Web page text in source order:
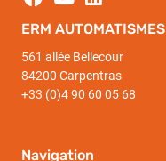
ERM AUTOMATISMES
561 allée Bellecour
84200 Carpentras
+33 (0)4 90 60 05 68
Navigation